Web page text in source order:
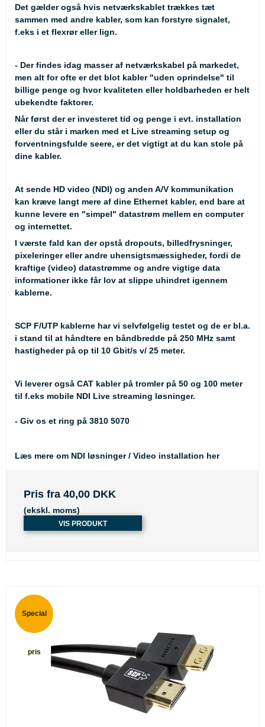
Det gælder også hvis netværkskablet trækkes tæt
sammen med andre kabler, som kan forstyre signalet,
f.eks i et flexrør eller lign.
- Der findes idag masser af netværkskabel på markedet,
men alt for ofte er det blot kabler "uden oprindelse" til
billige penge og hvor kvaliteten eller holdbarheden er helt
ubekendte faktorer.
Når først der er investeret tid og penge i evt. installation
eller du står i marken med et Live streaming setup og
forventningsfulde seere, er det vigtigt at du kan stole på
dine kabler.
At sende HD video (NDI) og anden A/V kommunikation
kan kræve langt mere af dine Ethernet kabler, end bare at
kunne levere en "simpel" datastrøm mellem en computer
og internettet.
I værste fald kan der opstå dropouts, billedfrysninger,
pixeleringer eller andre uhensigtsmæssigheder, fordi de
kraftige (video) datastrømme og andre vigtige data
informationer ikke får lov at slippe uhindret igennem
kablerne.
SCP F/UTP kablerne har vi selvfølgelig testet og de er bl.a.
i stand til at håndtere en båndbredde på 250 MHz samt
hastigheder på op til 10 Gbit/s v/ 25 meter.
Vi leverer også CAT kabler på tromler på 50 og 100 meter
til f.eks mobile NDI Live streaming løsninger.
- Giv os et ring på 3810 5070
Læs mere om NDI løsninger / Video installation her
Pris fra 40,00 DKK
(ekskl. moms)
VIS PRODUKT
Special
pris